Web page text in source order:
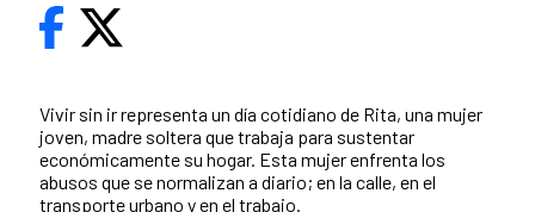
Vivir sin ir representa un día cotidiano de Rita, una mujer
joven, madre soltera que trabaja para sustentar
económicamente su hogar. Esta mujer enfrenta los
abusos que se normalizan a diario; en la calle, en el
transporte urbano y en el trabajo.